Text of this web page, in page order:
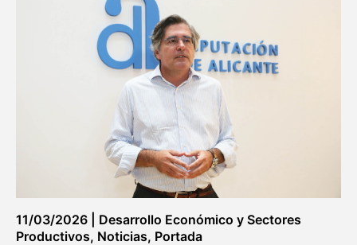
11/03/2026
Desarrollo Económico y Sectores
Productivos, Noticias, Portada